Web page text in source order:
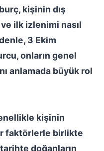
kişinin dış
ve ilk izlenimi nasıl
3 Ekim
onların genel
anlamada büyük rol
kişinin
faktörlerle birlikte
doğanların